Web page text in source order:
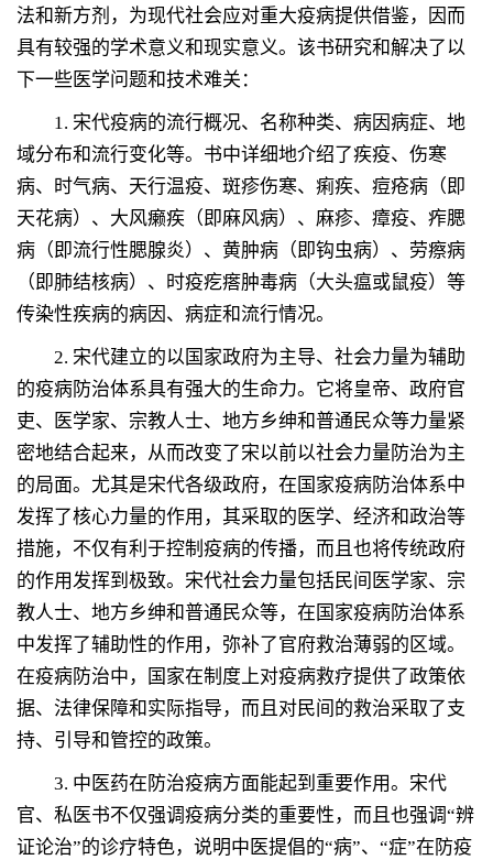
法和新方剂，为现代社会应对重大疫病提供借鉴，因而
具有较强的学术意义和现实意义。该书研究和解决了以
下一些医学问题和技术难关：
1. 宋代疫病的流行概况、名称种类、病因病症、地
域分布和流行变化等。书中详细地介绍了疾疫、伤寒
病、时气病、天行温疫、斑疹伤寒、痢疾、痘疮病（即
天花病）、大风癞疾（即麻风病）、麻疹、瘴疫、痄腮
病（即流行性腮腺炎）、黄肿病（即钩虫病）、劳瘵病
（即肺结核病）、时疫疙瘩肿毒病（大头瘟或鼠疫）等
传染性疾病的病因、病症和流行情况。
2. 宋代建立的以国家政府为主导、社会力量为辅助
的疫病防治体系具有强大的生命力。它将皇帝、政府官
吏、医学家、宗教人士、地方乡绅和普通民众等力量紧
密地结合起来，从而改变了宋以前以社会力量防治为主
的局面。尤其是宋代各级政府，在国家疫病防治体系中
发挥了核心力量的作用，其采取的医学、经济和政治等
措施，不仅有利于控制疫病的传播，而且也将传统政府
的作用发挥到极致。宋代社会力量包括民间医学家、宗
教人士、地方乡绅和普通民众等，在国家疫病防治体系
中发挥了辅助性的作用，弥补了官府救治薄弱的区域。
在疫病防治中，国家在制度上对疫病救疗提供了政策依
据、法律保障和实际指导，而且对民间的救治采取了支
持、引导和管控的政策。
3. 中医药在防治疫病方面能起到重要作用。宋代
官、私医书不仅强调疫病分类的重要性，而且也强调“辨
证论治”的诊疗特色，说明中医提倡的“病”、“症”在防疫